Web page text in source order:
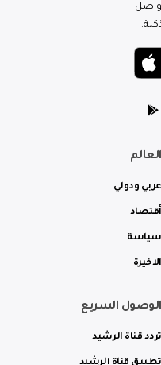
العالم
عربي ودولي
أقتصاد
سياسة
الاخيرة
الوصول السريع
تردد قناة الرشيد
تطبيق قناة الرشيد